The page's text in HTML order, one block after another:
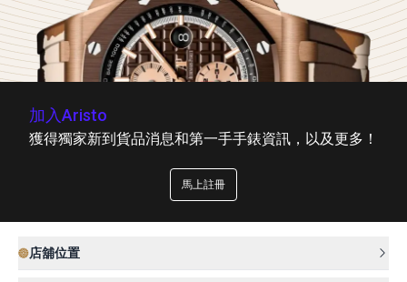
加入Aristo
獲得獨家新到貨品消息和第一手手錶資訊，以及更多！
馬上註冊
店舖位置